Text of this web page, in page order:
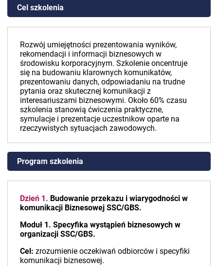
Cel szkolenia
Rozwój umiejętności prezentowania wyników,
rekomendacji i informacji biznesowych w
środowisku korporacyjnym. Szkolenie oncentruje
się na budowaniu klarownych komunikatów,
prezentowaniu danych, odpowiadaniu na trudne
pytania oraz skutecznej komunikacji z
interesariuszami biznesowymi. Około 60% czasu
szkolenia stanowią ćwiczenia praktyczne,
symulacje i prezentacje uczestnikow oparte na
rzeczywistych sytuacjach zawodowych.
Program szkolenia
Dzień 1. Budowanie przekazu i wiarygodności w
komunikacji Biznesowej SSC/GBS.
Moduł 1. Specyfika wystąpień biznesowych w
organizacji SSC/GBS.
Cel: zrozumienie oczekiwań odbiorców i specyfiki
komunikacji biznesowej.